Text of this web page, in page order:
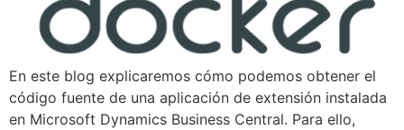
En este blog explicaremos cómo podemos obtener el
código fuente de una aplicación de extensión instalada
en Microsoft Dynamics Business Central. Para ello,